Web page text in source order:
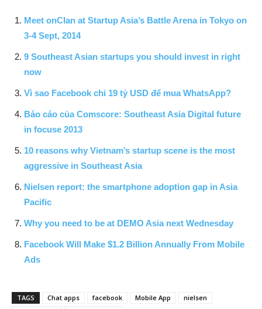
Meet onClan at Startup Asia’s Battle Arena in Tokyo on
3-4 Sept, 2014
9 Southeast Asian startups you should invest in right
now
Vì sao Facebook chi 19 tỷ USD để mua WhatsApp?
Báo cáo của Comscore: Southeast Asia Digital future
in focuse 2013
10 reasons why Vietnam’s startup scene is the most
aggressive in Southeast Asia
Nielsen report: the smartphone adoption gap in Asia
Pacific
Why you need to be at DEMO Asia next Wednesday
Facebook Will Make $1.2 Billion Annually From Mobile
Ads
TAGS Chat apps facebook Mobile App
nielsen